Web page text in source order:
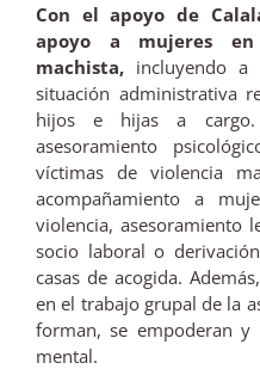
Con el apoyo de
apoyo a mujeres
machista, incluyendo
situación administrativa
hijos e hijas a cargo.
asesoramiento
víctimas de violencia
acompañamiento a
violencia, asesoramiento
socio laboral o
casas de acogida.
en el trabajo grupal de la
forman, se empoderan
mental.